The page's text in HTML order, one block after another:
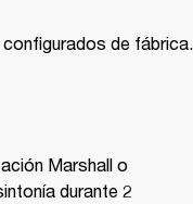
de
Marshall o
durante 2